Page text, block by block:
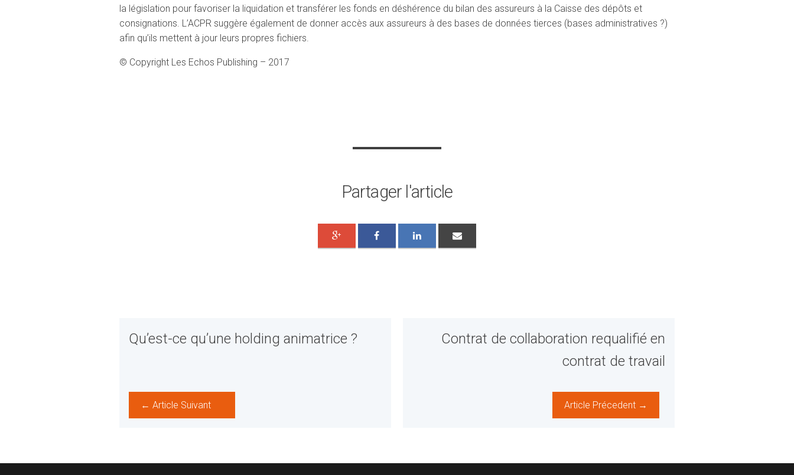
la législation pour favoriser la liquidation et transférer les fonds en déshérence du bilan des assureurs à la Caisse des dépôts et
consignations. L’ACPR suggère également de donner accès aux assureurs à des bases de données tierces (bases administratives ?)
afin qu’ils mettent à jour leurs propres fichiers.
© Copyright Les Echos Publishing – 2017
Partager l'article
Qu’est-ce qu’une holding animatrice ?
← Article Suivant
Contrat de collaboration requalifié en
contrat de travail
Article Précedent →